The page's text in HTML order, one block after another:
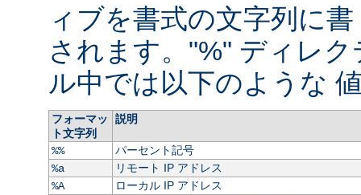
ィブを書式の文字列に
されます。"%" ディレ
ル中では以下のような
フォーマッ
ト文字列
説明
%%
パーセント記号
%a
リモート IP アドレス
%A
ローカル IP アドレス